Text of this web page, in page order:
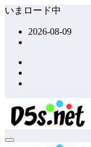
コ
ッ
プ
いまロード中
2026-08-09